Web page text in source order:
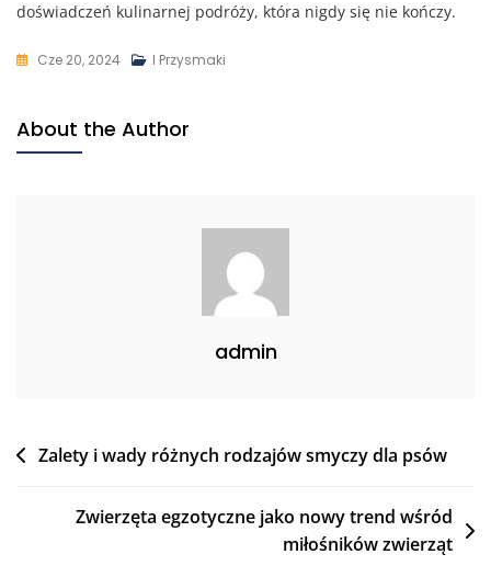
doświadczeń kulinarnej podróży, która nigdy się nie kończy.
Cze 20, 2024 I Przysmaki
About the Author
admin
Nawigacja
Zalety i wady różnych rodzajów smyczy dla psów
Zwierzęta egzotyczne jako nowy trend wśród
miłośników zwierząt